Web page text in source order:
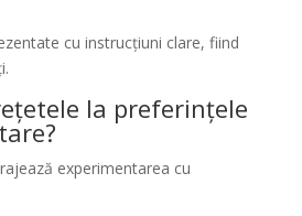
cu instrucțiuni clare, fiind
la preferințele
experimentarea cu